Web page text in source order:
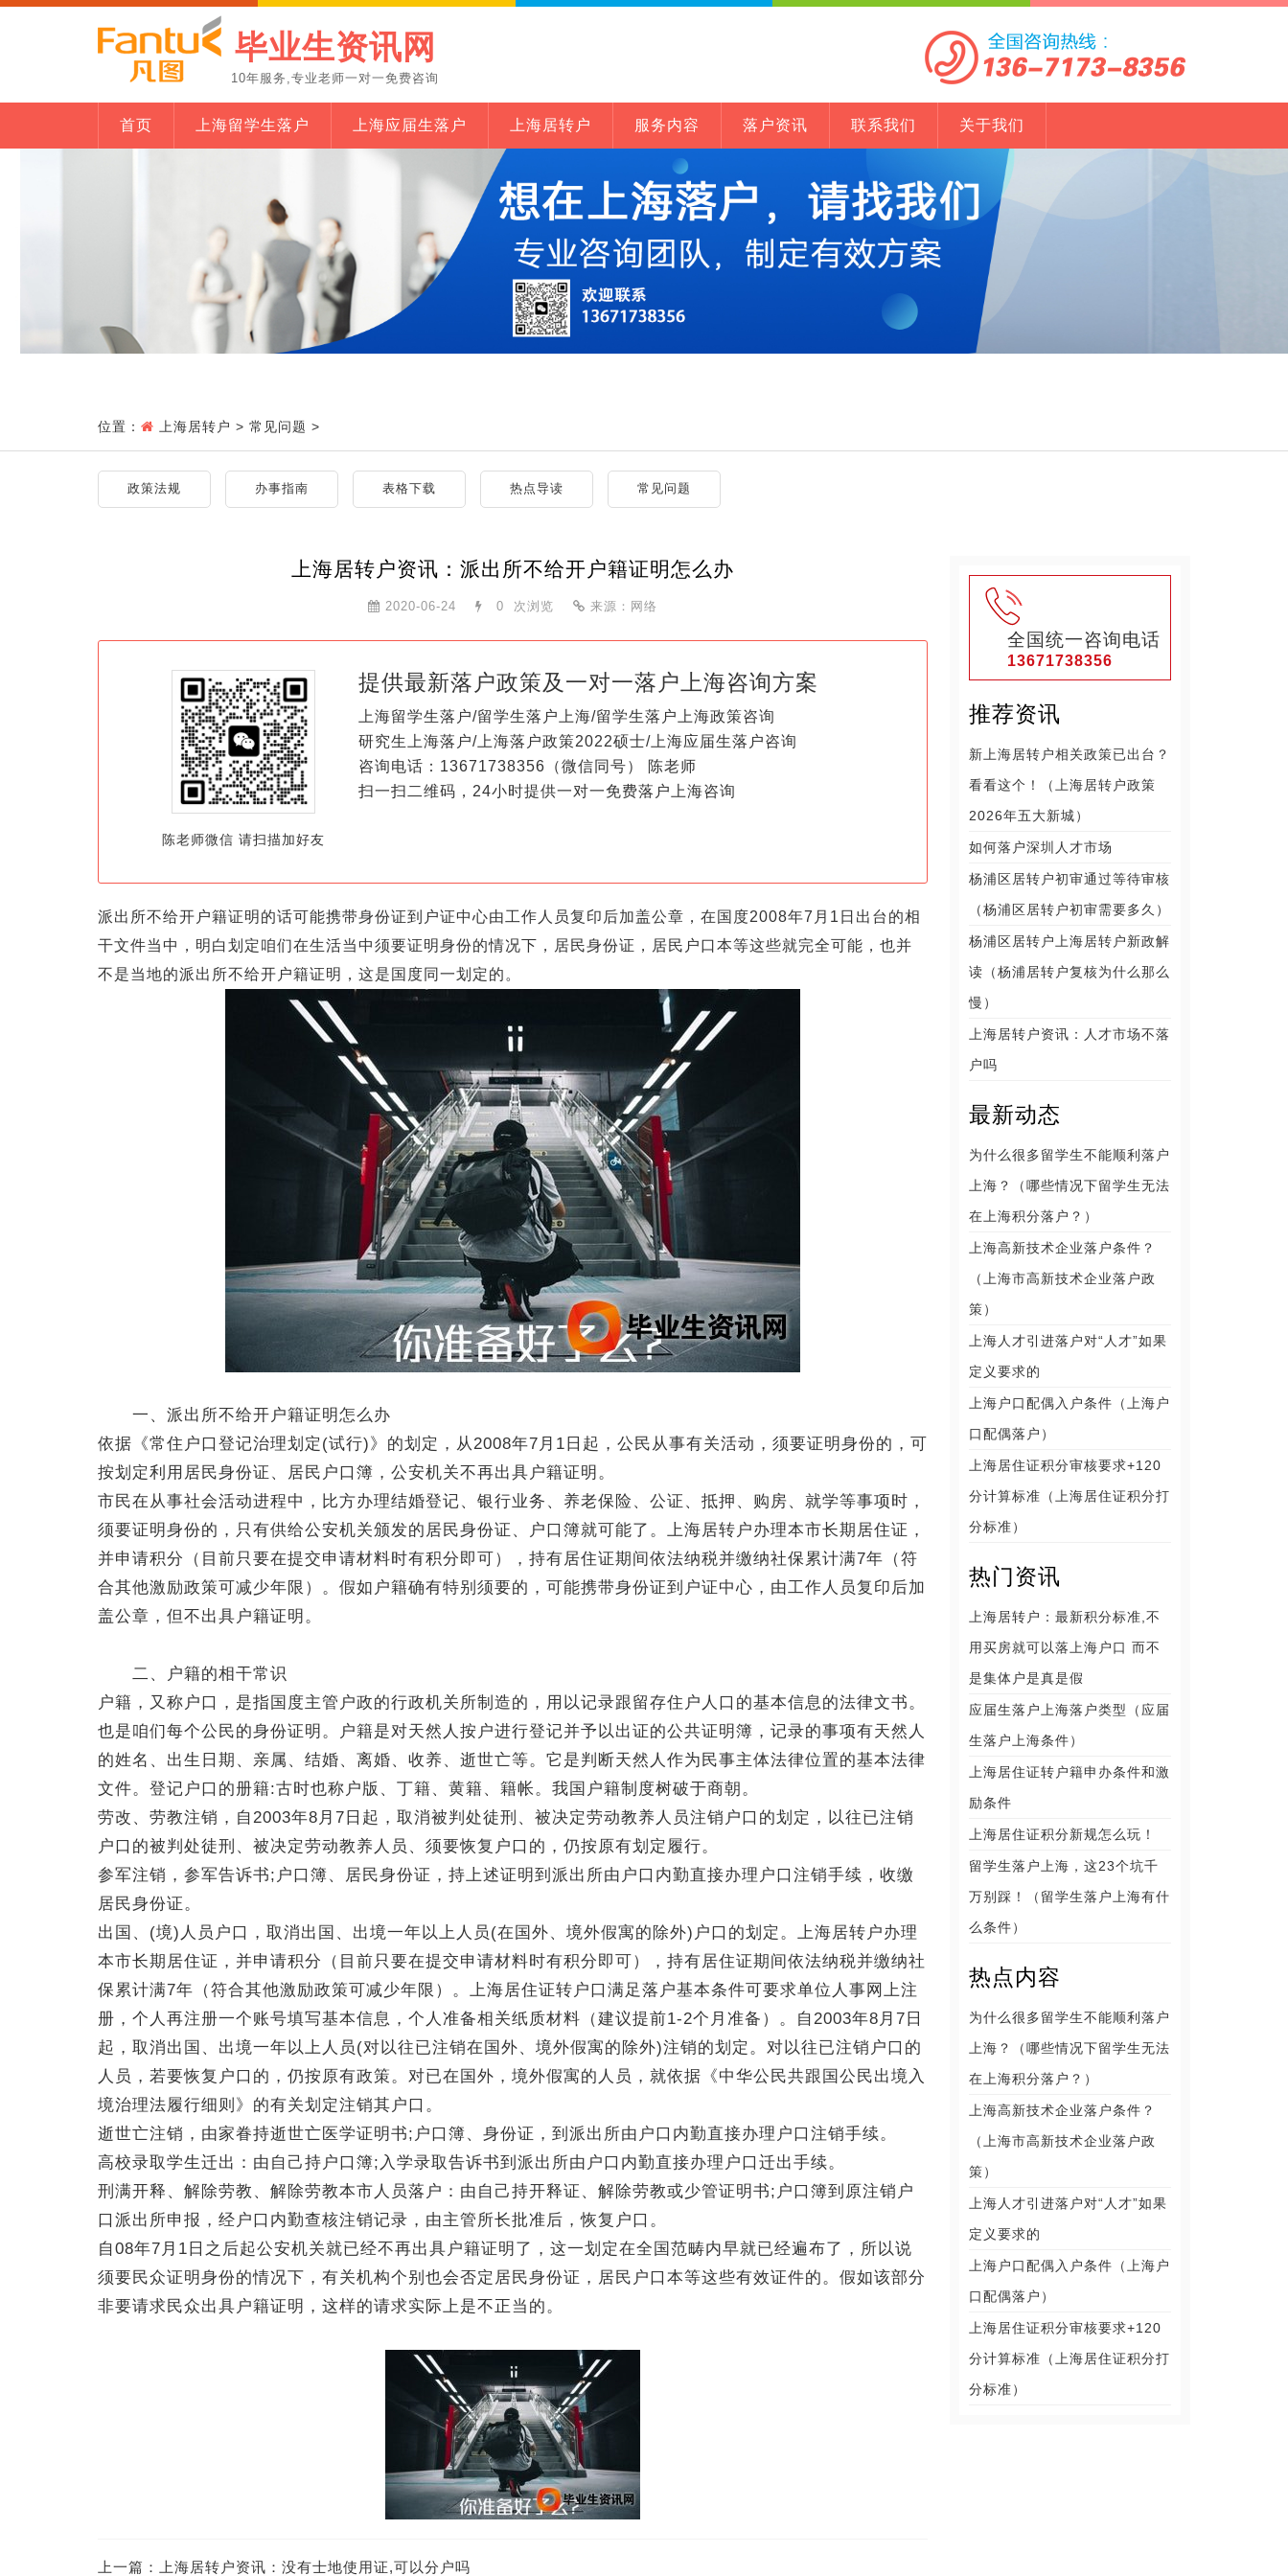
毕业生资讯网
10年服务,专业老师一对一免费咨询
首页 上海留学生落户 上海应届生落户 上海居转户 服务内容 落户资讯 联系我们 关于我们
位置： 上海居转户 > 常见问题 >
政策法规 办事指南 表格下载 热点导读 常见问题
上海居转户资讯：派出所不给开户籍证明怎么办
2020-06-24 0 次浏览 来源：网络
陈老师微信 请扫描加好友
提供最新落户政策及一对一落户上海咨询方案
上海留学生落户/留学生落户上海/留学生落户上海政策咨询
研究生上海落户/上海落户政策2022硕士/上海应届生落户咨询
咨询电话：13671738356（微信同号） 陈老师
扫一扫二维码，24小时提供一对一免费落户上海咨询
派出所不给开户籍证明的话可能携带身份证到户证中心由工作人员复印后加盖公章，在国度2008年7月1日出台的相
干文件当中，明白划定咱们在生活当中须要证明身份的情况下，居民身份证，居民户口本等这些就完全可能，也并
不是当地的派出所不给开户籍证明，这是国度同一划定的。
一、派出所不给开户籍证明怎么办
依据《常住户口登记治理划定(试行)》的划定，从2008年7月1日起，公民从事有关活动，须要证明身份的，可
按划定利用居民身份证、居民户口簿，公安机关不再出具户籍证明。
市民在从事社会活动进程中，比方办理结婚登记、银行业务、养老保险、公证、抵押、购房、就学等事项时，
须要证明身份的，只有供给公安机关颁发的居民身份证、户口簿就可能了。上海居转户办理本市长期居住证，
并申请积分（目前只要在提交申请材料时有积分即可），持有居住证期间依法纳税并缴纳社保累计满7年（符
合其他激励政策可减少年限）。假如户籍确有特别须要的，可能携带身份证到户证中心，由工作人员复印后加
盖公章，但不出具户籍证明。
二、户籍的相干常识
户籍，又称户口，是指国度主管户政的行政机关所制造的，用以记录跟留存住户人口的基本信息的法律文书。
也是咱们每个公民的身份证明。户籍是对天然人按户进行登记并予以出证的公共证明簿，记录的事项有天然人
的姓名、出生日期、亲属、结婚、离婚、收养、逝世亡等。它是判断天然人作为民事主体法律位置的基本法律
文件。登记户口的册籍:古时也称户版、丁籍、黄籍、籍帐。我国户籍制度树破于商朝。
劳改、劳教注销，自2003年8月7日起，取消被判处徒刑、被决定劳动教养人员注销户口的划定，以往已注销
户口的被判处徒刑、被决定劳动教养人员、须要恢复户口的，仍按原有划定履行。
参军注销，参军告诉书;户口簿、居民身份证，持上述证明到派出所由户口内勤直接办理户口注销手续，收缴
居民身份证。
出国、(境)人员户口，取消出国、出境一年以上人员(在国外、境外假寓的除外)户口的划定。上海居转户办理
本市长期居住证，并申请积分（目前只要在提交申请材料时有积分即可），持有居住证期间依法纳税并缴纳社
保累计满7年（符合其他激励政策可减少年限）。上海居住证转户口满足落户基本条件可要求单位人事网上注
册，个人再注册一个账号填写基本信息，个人准备相关纸质材料（建议提前1-2个月准备）。自2003年8月7日
起，取消出国、出境一年以上人员(对以往已注销在国外、境外假寓的除外)注销的划定。对以往已注销户口的
人员，若要恢复户口的，仍按原有政策。对已在国外，境外假寓的人员，就依据《中华公民共跟国公民出境入
境治理法履行细则》的有关划定注销其户口。
逝世亡注销，由家眷持逝世亡医学证明书;户口簿、身份证，到派出所由户口内勤直接办理户口注销手续。
高校录取学生迁出：由自己持户口簿;入学录取告诉书到派出所由户口内勤直接办理户口迁出手续。
刑满开释、解除劳教、解除劳教本市人员落户：由自己持开释证、解除劳教或少管证明书;户口簿到原注销户
口派出所申报，经户口内勤查核注销记录，由主管所长批准后，恢复户口。
自08年7月1日之后起公安机关就已经不再出具户籍证明了，这一划定在全国范畴内早就已经遍布了，所以说
须要民众证明身份的情况下，有关机构个别也会否定居民身份证，居民户口本等这些有效证件的。假如该部分
非要请求民众出具户籍证明，这样的请求实际上是不正当的。
上一篇： 上海居转户资讯：没有士地使用证,可以分户吗
全国统一咨询电话
13671738356
推荐资讯
新上海居转户相关政策已出台？
看看这个！（上海居转户政策
2026年五大新城）
如何落户深圳人才市场
杨浦区居转户初审通过等待审核
（杨浦区居转户初审需要多久）
杨浦区居转户上海居转户新政解
读（杨浦居转户复核为什么那么
慢）
上海居转户资讯：人才市场不落
户吗
最新动态
为什么很多留学生不能顺利落户
上海？（哪些情况下留学生无法
在上海积分落户？）
上海高新技术企业落户条件？
（上海市高新技术企业落户政
策）
上海人才引进落户对“人才”如果
定义要求的
上海户口配偶入户条件（上海户
口配偶落户）
上海居住证积分审核要求+120
分计算标准（上海居住证积分打
分标准）
热门资讯
上海居转户：最新积分标准,不
用买房就可以落上海户口 而不
是集体户是真是假
应届生落户上海落户类型（应届
生落户上海条件）
上海居住证转户籍申办条件和激
励条件
上海居住证积分新规怎么玩！
留学生落户上海，这23个坑千
万别踩！（留学生落户上海有什
么条件）
热点内容
为什么很多留学生不能顺利落户
上海？（哪些情况下留学生无法
在上海积分落户？）
上海高新技术企业落户条件？
（上海市高新技术企业落户政
策）
上海人才引进落户对“人才”如果
定义要求的
上海户口配偶入户条件（上海户
口配偶落户）
上海居住证积分审核要求+120
分计算标准（上海居住证积分打
分标准）